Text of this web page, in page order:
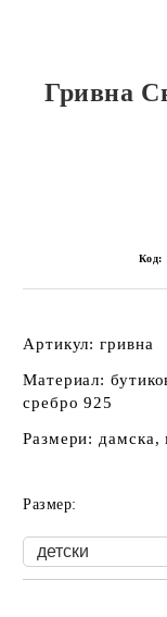
Гривна
Код:
Артикул: гривна
Материал:
сребро 925
Размери: дамска,
Размер: